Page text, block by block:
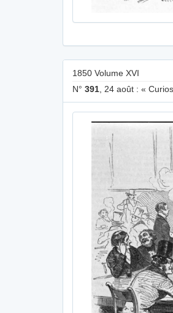
1850 Volume XVI
N° 391 , 24 août : «